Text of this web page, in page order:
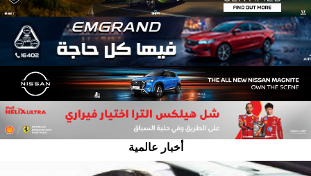
أخبار عالمية